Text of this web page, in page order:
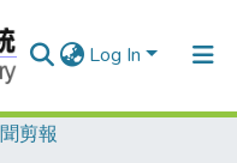
Log In
剪報